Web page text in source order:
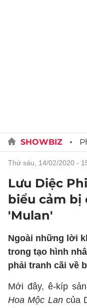
SHOWBIZ
thứ sáu, 14/02/2020 -
Lưu Diệc
biểu cảm bị
'Mulan'
Ngoài những lời
trong tạo hình
phải tranh cãi về
Mới đây, ê-kíp
Hoa Mộc Lancủa